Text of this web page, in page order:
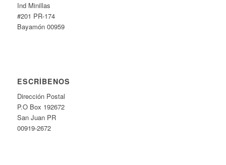
Ind Minillas
#201 PR-174
Bayamón 00959
ESCRÍBENOS
Dirección Postal
P.O Box 192672
San Juan PR
00919-2672